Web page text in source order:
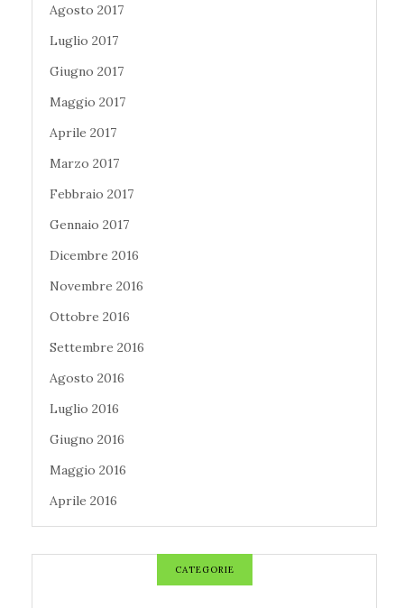
Agosto 2017
Luglio 2017
Giugno 2017
Maggio 2017
Aprile 2017
Marzo 2017
Febbraio 2017
Gennaio 2017
Dicembre 2016
Novembre 2016
Ottobre 2016
Settembre 2016
Agosto 2016
Luglio 2016
Giugno 2016
Maggio 2016
Aprile 2016
CATEGORIE